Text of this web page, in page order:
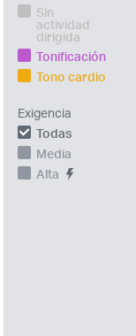
Sin
actividad
dirigida
Tonificación
Tono cardio
Exigencia
Todas
Media
Alta